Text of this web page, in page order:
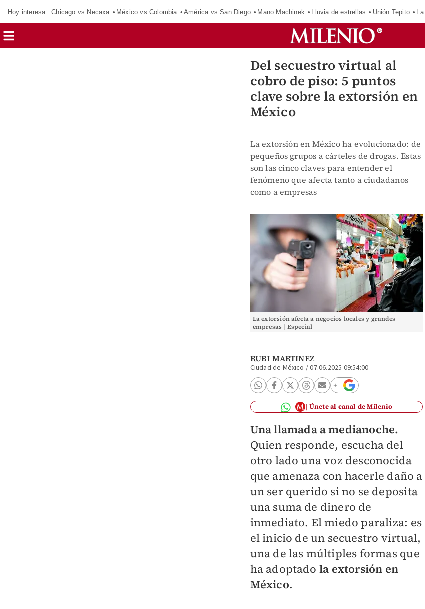
Hoy interesa: Chicago vs Necaxa México vs Colombia América vs San Diego Mano Machinek Lluvia de estrellas Unión Tepito
Del secuestro virtual al
cobro de piso: 5 puntos
clave sobre la extorsión en
México
La extorsión en México ha evolucionado: de
pequeños grupos a cárteles de drogas. Estas
son las cinco claves para entender el
fenómeno que afecta tanto a ciudadanos
como a empresas
La extorsión afecta a negocios locales y grandes
empresas | Especial
RUBI MARTINEZ
Ciudad de México /07.06.2025 09:54:00
Únete al canal de Milenio
Una llamada a medianoche.
Quien responde, escucha del
otro lado una voz desconocida
que amenaza con hacerle daño a
un ser querido si no se deposita
una suma de dinero de
inmediato. El miedo paraliza: es
el inicio de un secuestro virtual,
una de las múltiples formas que
ha adoptado la extorsión en
México.